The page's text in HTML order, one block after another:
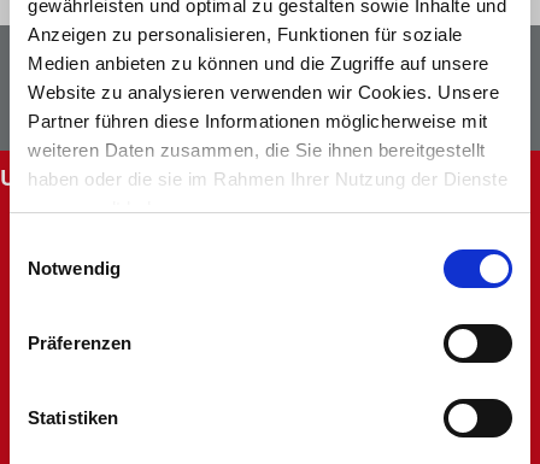
gewährleisten und optimal zu gestalten sowie Inhalte und
Anzeigen zu personalisieren, Funktionen für soziale
Medien anbieten zu können und die Zugriffe auf unsere
Website zu analysieren verwenden wir Cookies. Unsere
Partner führen diese Informationen möglicherweise mit
weiteren Daten zusammen, die Sie ihnen bereitgestellt
haben oder die sie im Rahmen Ihrer Nutzung der Dienste
gesammelt haben.
Notwendig
Präferenzen
Statistiken
Newsletter Facebook
Instagram
UNSERE SERVICES
Abholung im Markt
FAQ - Häufig gestellte Fragen
Kontakt
Unsere Märkte